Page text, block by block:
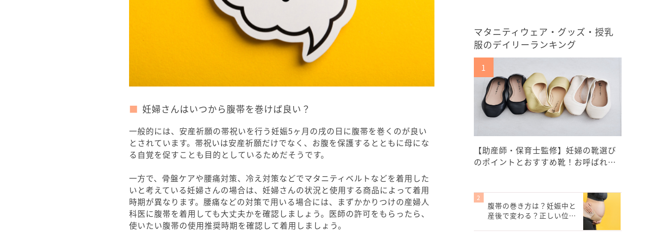
妊婦さんはいつから腹帯を巻けば良い？
一般的には、安産祈願の帯祝いを行う妊娠5ヶ月の戌の日に腹帯を巻くのが良い
とされています。帯祝いは安産祈願だけでなく、お腹を保護するとともに母にな
る自覚を促すことも目的としているためだそうです。
一方で、骨盤ケアや腰痛対策、冷え対策などでマタニティベルトなどを着用した
いと考えている妊婦さんの場合は、妊婦さんの状況と使用する商品によって着用
時期が異なります。腰痛などの対策で用いる場合には、まずかかりつけの産婦人
科医に腹帯を着用しても大丈夫かを確認しましょう。医師の許可をもらったら、
使いたい腹帯の使用推奨時期を確認して着用しましょう。
マタニティウェア・グッズ・授乳
服のデイリーランキング
【助産師・保育士監修】妊婦の靴選び
のポイントとおすすめ靴！お呼ばれ…
腹帯の巻き方は？妊娠中と
産後で変わる？正しい位…